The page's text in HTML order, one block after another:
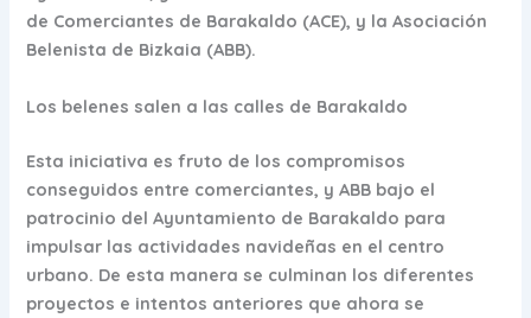
de Comerciantes de Barakaldo (ACE), y la Asociación
Belenista de Bizkaia (ABB).
Los belenes salen a las calles de Barakaldo
Esta iniciativa es fruto de los compromisos
conseguidos entre comerciantes, y ABB bajo el
patrocinio del Ayuntamiento de Barakaldo para
impulsar las actividades navideñas en el centro
urbano. De esta manera se culminan los diferentes
proyectos e intentos anteriores que ahora se